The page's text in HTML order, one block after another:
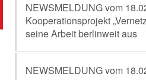
NEWSMELDUNG vom
Kooperationsprojekt
seine Arbeit berlinweit aus
NEWSMELDUNG vom